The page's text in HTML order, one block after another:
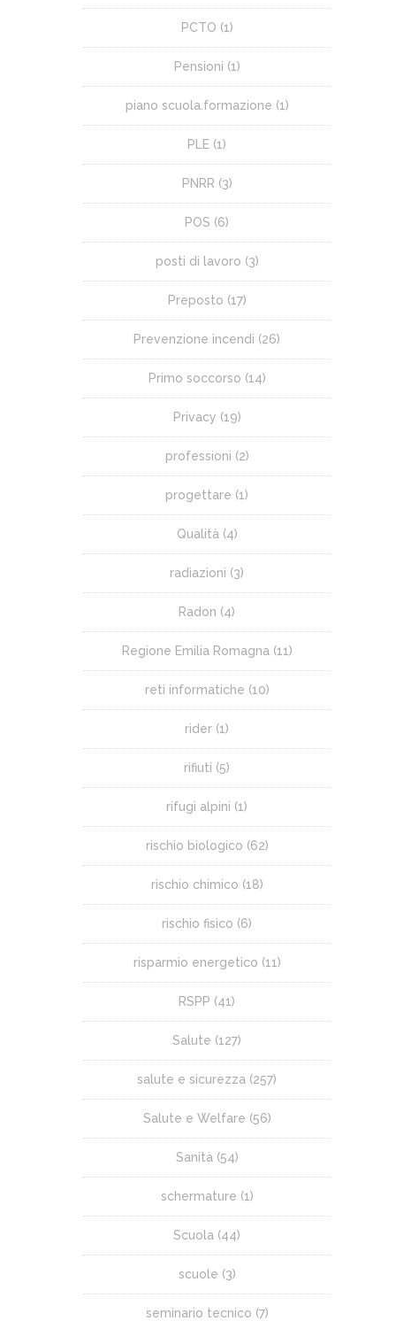
PCTO (1)
Pensioni (1)
piano scuola.formazione (1)
PLE (1)
PNRR (3)
POS (6)
posti di lavoro (3)
Preposto (17)
Prevenzione incendi (26)
Primo soccorso (14)
Privacy (19)
professioni (2)
progettare (1)
Qualità (4)
radiazioni (3)
Radon (4)
Regione Emilia Romagna (11)
reti informatiche (10)
rider (1)
rifiuti (5)
rifugi alpini (1)
rischio biologico (62)
rischio chimico (18)
rischio fisico (6)
risparmio energetico (11)
RSPP (41)
Salute (127)
salute e sicurezza (257)
Salute e Welfare (56)
Sanità (54)
schermature (1)
Scuola (44)
scuole (3)
seminario tecnico (7)